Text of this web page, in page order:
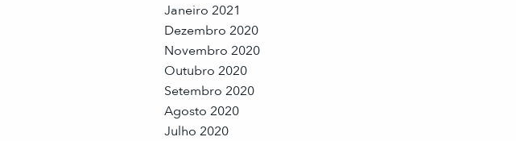
Janeiro 2021
Dezembro 2020
Novembro 2020
Outubro 2020
Setembro 2020
Agosto 2020
Julho 2020